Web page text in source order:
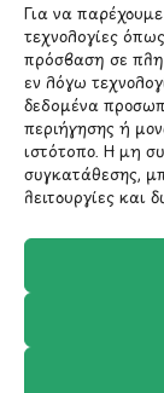
Για να
τεχνολογίες
πρόσβαση σε
εν λόγω
δεδομένα
περιήγησης ή
ιστότοπο. Η μη
συγκατάθεσης,
λειτουργίες και